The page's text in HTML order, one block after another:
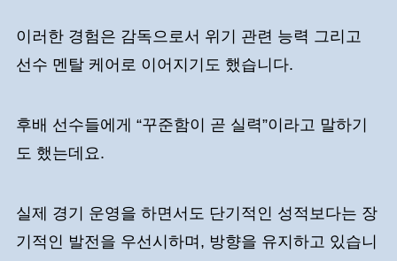
이러한 경험은 감독으로서 위기 관련 능력 그리고
선수 멘탈 케어로 이어지기도 했습니다.
후배 선수들에게 “꾸준함이 곧 실력”이라고 말하기
도 했는데요.
실제 경기 운영을 하면서도 단기적인 성적보다는 장
기적인 발전을 우선시하며, 방향을 유지하고 있습니